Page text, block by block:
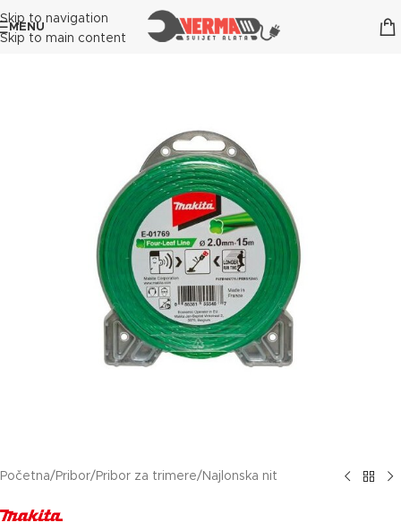
Skip to navigation
Skip to main content
MENU
Početna/ Pribor/ Pribor za trimere/ Najlonska nit